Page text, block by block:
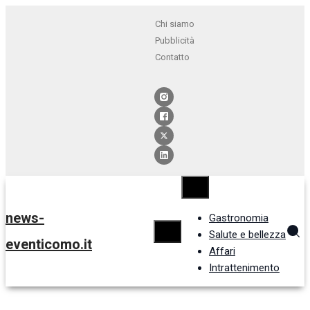
Chi siamo
Pubblicità
Contatto
news-
eventicomo.it
Gastronomia
Salute e bellezza
Affari
Intrattenimento